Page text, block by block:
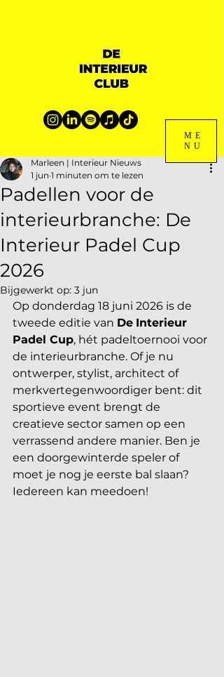
ME
NU
Padellen voor de
interieurbranche: De
Interieur Padel Cup
2026
Marleen | Interieur Nieuws
1 jun 1 minuten om te lezen
Bijgewerkt op: 3 jun
Op donderdag 18 juni 2026 is de
tweede editie van De Interieur
Padel Cup, hét padeltoernooi voor
de interieurbranche. Of je nu
ontwerper, stylist, architect of
merkvertegenwoordiger bent: dit
sportieve event brengt de
creatieve sector samen op een
verrassend andere manier. Ben je
een doorgewinterde speler of
moet je nog je eerste bal slaan?
Iedereen kan meedoen!